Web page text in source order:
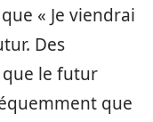
« Je viendrai
Des
le futur
que